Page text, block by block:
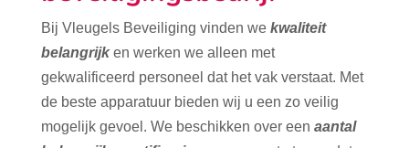
Bij Vleugels Beveiliging vinden we kwaliteit
belangrijk en werken we alleen met
gekwalificeerd personeel dat het vak verstaat. Met
de beste apparatuur bieden wij u een zo veilig
mogelijk gevoel. We beschikken over een aantal